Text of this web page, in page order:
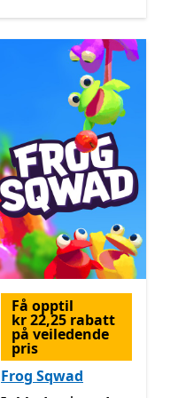
Få opptil
kr 22,25 rabatt
på veiledende
pris
Frog Sqwad